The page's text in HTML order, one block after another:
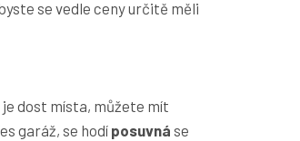
se vedle ceny určitě měli
dost místa, můžete mít
garáž, se hodíposuvná se